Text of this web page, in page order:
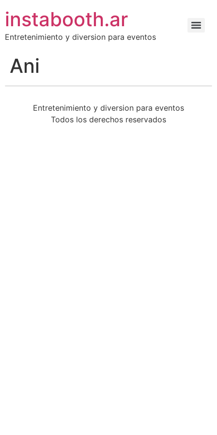
instabooth.ar
Entretenimiento y diversion para eventos
Ani
Entretenimiento y diversion para eventos
Todos los derechos reservados